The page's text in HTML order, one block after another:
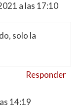
a las 17:10
solo la
Responder
14:19